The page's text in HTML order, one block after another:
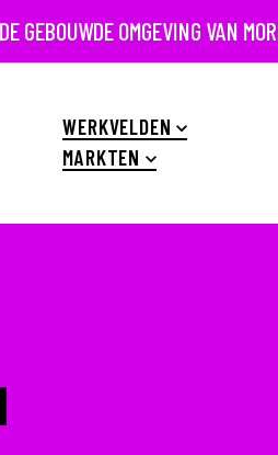
GEBOUWDE OMGEVING VAN
WERKVELDEN
MARKTEN